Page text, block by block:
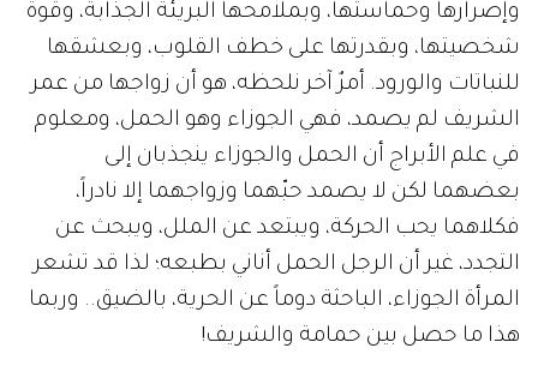
وإصرارها وحماستها، وبملامحها البريئة الجذابة، وقوة
شخصيتها، وبقدرتها على خطف القلوب، وبعشقها
للنباتات والورود. أمرٌ آخر نلحظه، هو أن زواجها من عمر
الشريف لم يصمد، فهي الجوزاء وهو الحمل، ومعلوم
في علم الأبراج أن الحمل والجوزاء ينجذبان إلى
بعضهما لكن لا يصمد حبّهما وزواجهما إلا نادراً،
فكلاهما يحب الحركة، ويبتعد عن الملل، ويبحث عن
التجدد، غير أن الرجل الحمل أناني بطبعه؛ لذا قد تشعر
المرأة الجوزاء، الباحثة دوماً عن الحرية، بالضيق.. وربما
هذا ما حصل بين حمامة والشريف!